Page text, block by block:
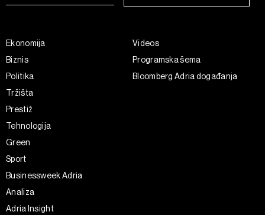
Ekonomija
Biznis
Politika
Tržišta
Prestiž
Tehnologija
Green
Sport
Businessweek Adria
Analiza
Adria Insight
Videos
Programska šema
Bloomberg Adria događanja